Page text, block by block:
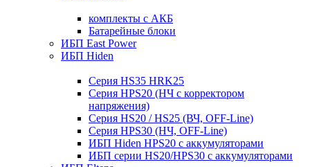
комплекты с АКБ
Батарейные блоки
ИБП East Power
ИБП Hiden
Серия HS35 HRK25
Серия HPS20 (НЧ с корректором
напряжения)
Серия HS20 / HS25 (ВЧ, OFF-Line)
Серия HPS30 (НЧ, OFF-Line)
ИБП Hiden HPS20 с аккумуляторами
ИБП серии HS20/HPS30 с аккумуляторами